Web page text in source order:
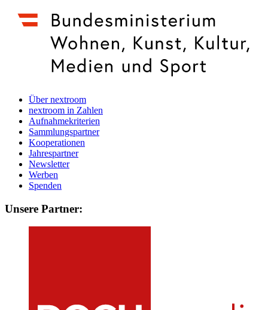
Über nextroom
nextroom in Zahlen
Aufnahmekriterien
Sammlungspartner
Kooperationen
Jahrespartner
Newsletter
Werben
Spenden
Unsere Partner: